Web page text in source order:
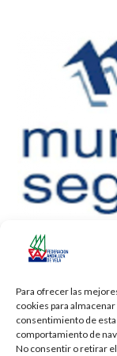
Para ofrecer las
cookies para
consentimiento de
comportamiento de
No consentir o retirar